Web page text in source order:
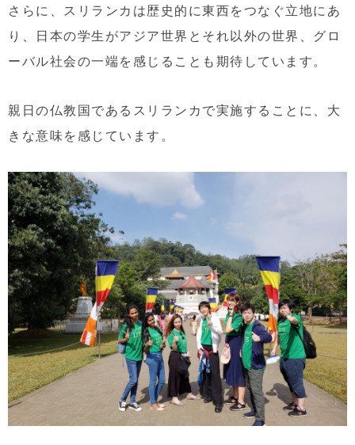
さらに、スリランカは歴史的に東西をつなぐ立地にあ
り、日本の学生がアジア世界とそれ以外の世界、グロ
ーバル社会の一端を感じることも期待しています。
親日の仏教国であるスリランカで実施することに、大
きな意味を感じています。